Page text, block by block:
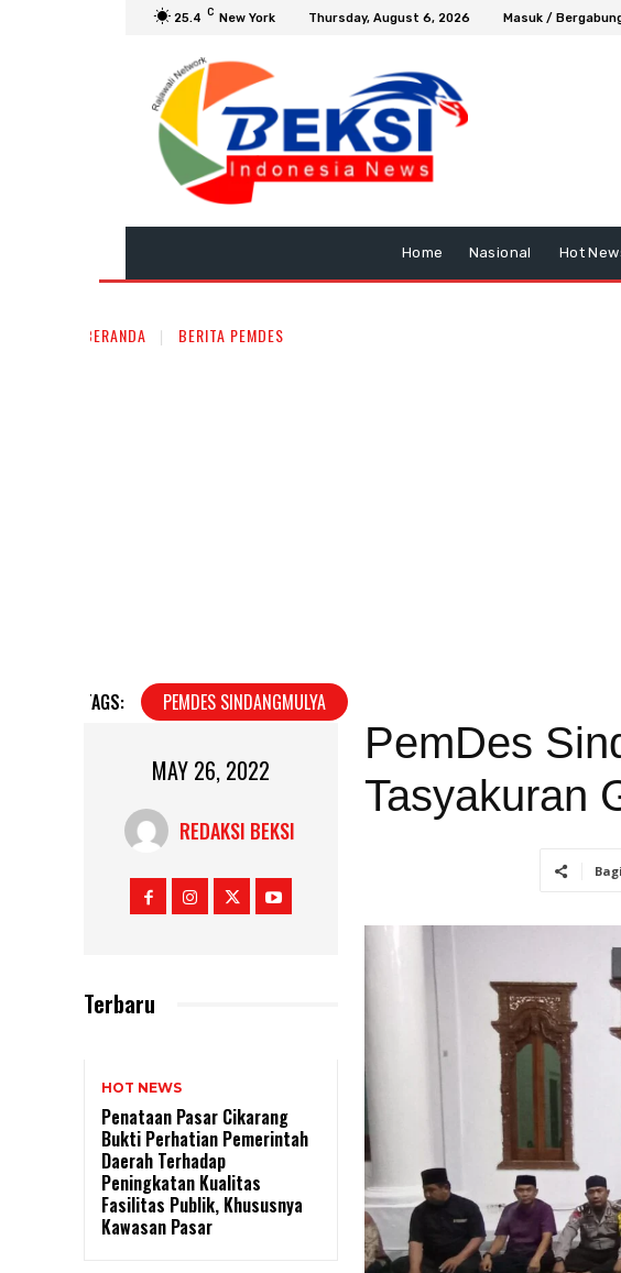
25.4 C New York Thursday, August 6, 2026 Masuk /
Home Nasional Hot
BERANDA BERITA PEMDES
TAGS: PEMDES SINDANGMULYA
MAY 26, 2022
REDAKSI BEKSI
Terbaru
HOT NEWS
Penataan Pasar Cikarang
Bukti Perhatian Pemerintah
Daerah Terhadap
Peningkatan Kualitas
Fasilitas Publik, Khususnya
Kawasan Pasar
PemDes
Tasyakuran